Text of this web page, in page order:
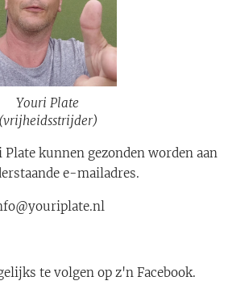
Youri Plate
(vrijheidsstrijder)
kunnen gezonden worden aan
e-mailadres.
te volgen op z'n Facebook.